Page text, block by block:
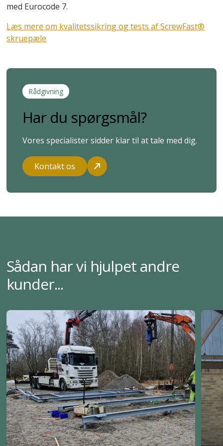
med Eurocode 7.
Læs mere om kvalitetssikring og tests af ScrewFast®
skruepæle
Rådgivning
Har du spørgsmål?
Vores specialister sidder klar til at tale med dig.
Kontakt os
Sådan har vi hjulpet andre
kunder...